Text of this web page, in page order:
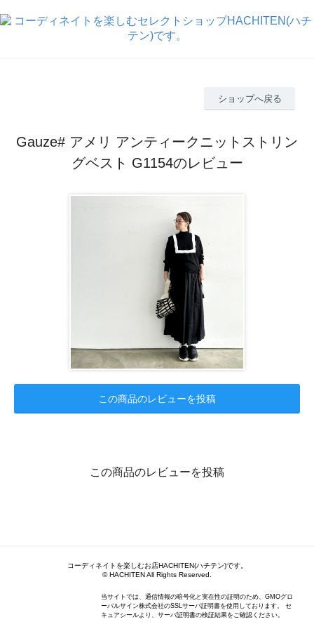
ショップへ戻る
Gauze# アメリ アンティークニットストリン
グベスト G1154のレビュー
この商品のレビューを投稿
この商品のレビューを投稿
コーディネイトを楽しむお店HACHITEN(ハチテン)です。
© HACHITEN All Rights Reserved.
当サイトでは、通信情報の暗号化と実在性の証明のため、GMOグロ
ーバルサイン株式会社のSSLサーバ証明書を使用しております。 セ
キュアシールより、サーバ証明書の検証結果をご確認ください。